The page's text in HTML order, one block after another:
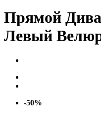
Прямой
Левый
-50%